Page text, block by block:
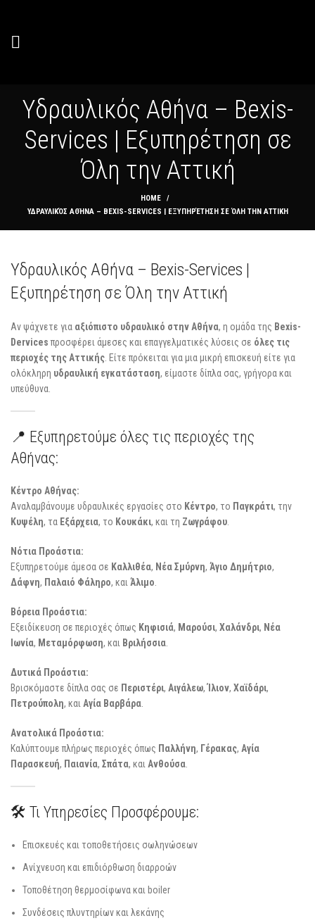
Υδραυλικός Αθήνα – Bexis-
Services | Εξυπηρέτηση σε
Όλη την Αττική
HOME
ΥΔΡΑΥΛΙΚΌΣ ΑΘΉΝΑ – BEXIS-SERVICES | ΕΞΥΠΗΡΈΤΗΣΗ ΣΕ ΌΛΗ ΤΗΝ ΑΤΤΙΚΉ
Υδραυλικός Αθήνα – Bexis-Services |
Εξυπηρέτηση σε Όλη την Αττική
Αν ψάχνετε για αξιόπιστο υδραυλικό στην Αθήνα, η ομάδα της Bexis-
Dervices προσφέρει άμεσες και επαγγελματικές λύσεις σε όλες τις
περιοχές της Αττικής . Είτε πρόκειται για μια μικρή επισκευή είτε για
ολόκληρη υδραυλική εγκατάσταση, είμαστε δίπλα σας, γρήγορα και
υπεύθυνα.
📍 Εξυπηρετούμε όλες τις περιοχές της
Αθήνας:
Κέντρο Αθήνας:
Αναλαμβάνουμε υδραυλικές εργασίες στο Κέντρο, το Παγκράτι, την
Κυψέλη, τα Εξάρχεια, το Κουκάκι, και τη Ζωγράφου
Νότια Προάστια:
Εξυπηρετούμε άμεσα σε Καλλιθέα, Νέα Σμύρνη, Άγιο Δημήτριο,
Δάφνη, Παλαιό Φάληρο, και Άλιμο
Βόρεια Προάστια:
Εξειδίκευση σε περιοχές όπως Κηφισιά, Μαρούσι, Χαλάνδρι, Νέα
Ιωνία, Μεταμόρφωση, και Βριλήσσια
Δυτικά Προάστια:
Βρισκόμαστε δίπλα σας σε Περιστέρι, Αιγάλεω,Ίλιον, Χαϊδάρι,
Πετρούπολη, και Αγία Βαρβάρα
Ανατολικά Προάστια:
Καλύπτουμε πλήρως περιοχές όπως Παλλήνη, Γέρακας, Αγία
Παρασκευή, Παιανία, Σπάτα, και Ανθούσα
🛠️ Τι Υπηρεσίες Προσφέρουμε:
Επισκευές και τοποθετήσεις σωληνώσεων
Ανίχνευση και επιδιόρθωση διαρροών
Τοποθέτηση θερμοσίφωνα και boiler
Συνδέσεις πλυντηρίων και λεκάνης